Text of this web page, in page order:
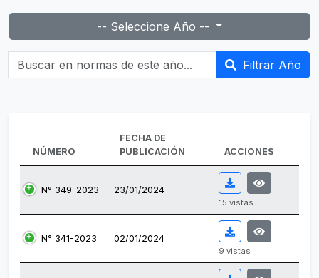
-- Seleccione Año --
Buscar en normas de este año... Filtrar Año
NÚMERO
FECHA DE
PUBLICACIÓN
ACCIONES
N° 349-2023 23/01/2024
15 vistas
N° 341-2023 02/01/2024
9 vistas